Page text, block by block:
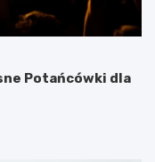
Potańcówki dla